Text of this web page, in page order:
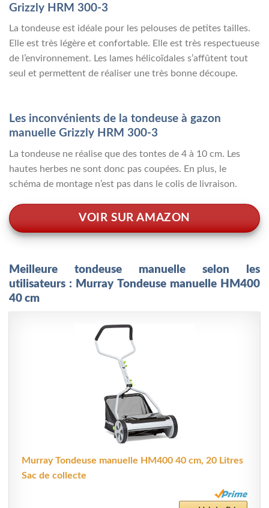
Grizzly HRM 300-3
La tondeuse est idéale pour les pelouses de petites tailles.
Elle est très légère et confortable. Elle est très respectueuse
de l’environnement. Les lames hélicoïdales s’affûtent tout
seul et permettent de réaliser une très bonne découpe.
Les inconvénients de la tondeuse à gazon
manuelle Grizzly HRM 300-3
La tondeuse ne réalise que des tontes de 4 à 10 cm. Les
hautes herbes ne sont donc pas coupées. En plus, le
schéma de montage n’est pas dans le colis de livraison.
VOIR SUR AMAZON
Meilleure tondeuse manuelle selon les
utilisateurs : Murray Tondeuse manuelle HM400
40 cm
Murray Tondeuse manuelle HM400 40 cm, 20 Litres
Sac de collecte